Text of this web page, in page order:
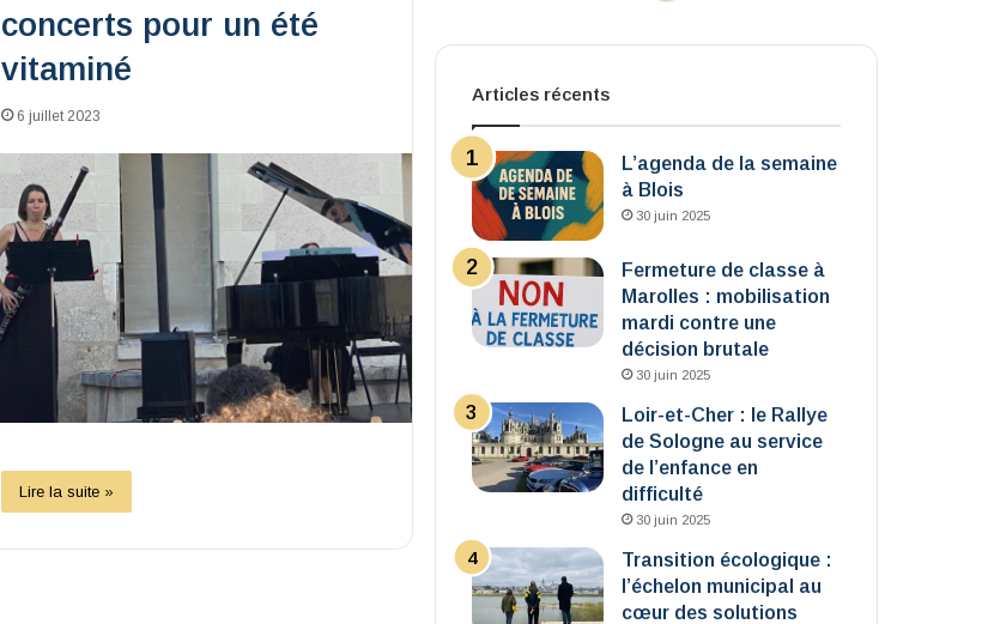
concerts pour un été
vitaminé
6 juillet 2023
Lire la suite »
Articles récents
L’agenda de la semaine
à Blois
30 juin 2025
Fermeture de classe à
Marolles : mobilisation
mardi contre une
décision brutale
30 juin 2025
Loir-et-Cher : le Rallye
de Sologne au service
de l’enfance en
difficulté
30 juin 2025
Transition écologique :
l’échelon municipal au
cœur des solutions